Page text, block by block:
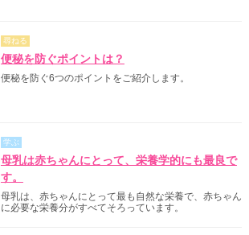
尋ねる
便秘を防ぐポイントは？
便秘を防ぐ6つのポイントをご紹介します。
学ぶ
母乳は赤ちゃんにとって、栄養学的にも最良で
す。
母乳は、赤ちゃんにとって最も自然な栄養で、赤ちゃん
に必要な栄養分がすべてそろっています。